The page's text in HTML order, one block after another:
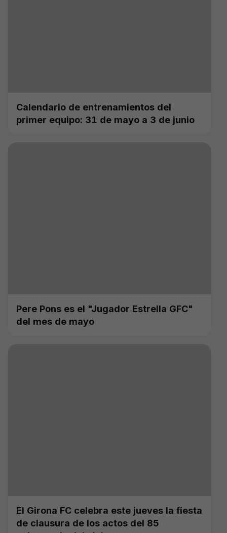
Calendario de entrenamientos del
primer equipo: 31 de mayo a 3 de junio
Pere Pons es el "Jugador Estrella GFC"
del mes de mayo
El Girona FC celebra este jueves la fiesta
de clausura de los actos del 85